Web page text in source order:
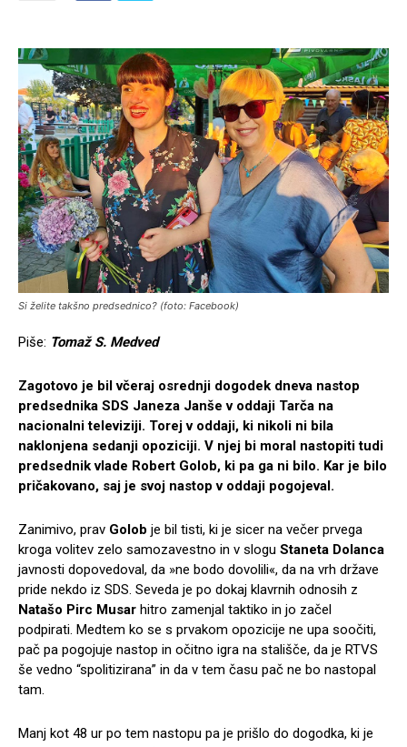
Si želite takšno predsednico? (foto: Facebook)
Piše: Tomaž S. Medved
Zagotovo je bil včeraj osrednji dogodek dneva nastop
predsednika SDS Janeza Janše v oddaji Tarča na
nacionalni televiziji. Torej v oddaji, ki nikoli ni bila
naklonjena sedanji opoziciji. V njej bi moral nastopiti tudi
predsednik vlade Robert Golob, ki pa ga ni bilo. Kar je bilo
pričakovano, saj je svoj nastop v oddaji pogojeval.
Zanimivo, prav Golob je bil tisti, ki je sicer na večer prvega
kroga volitev zelo samozavestno in v slogu Staneta Dolanca
javnosti dopovedoval, da »ne bodo dovolili«, da na vrh države
pride nekdo iz SDS. Seveda je po dokaj klavrnih odnosih z
Natašo Pirc Musar hitro zamenjal taktiko in jo začel
podpirati. Medtem ko se s prvakom opozicije ne upa soočiti,
pač pa pogojuje nastop in očitno igra na stališče, da je RTVS
še vedno “spolitizirana” in da v tem času pač ne bo nastopal
tam.
Manj kot 48 ur po tem nastopu pa je prišlo do dogodka, ki je